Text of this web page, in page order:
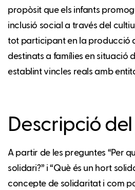
propòsit que els infants
inclusió social a través del
tot participant en la producció
destinats a famílies en situació
establint vincles reals amb
Descripció
A partir de les preguntes “Per
solidari?” i “Què és un hort
concepte de solidaritat i com